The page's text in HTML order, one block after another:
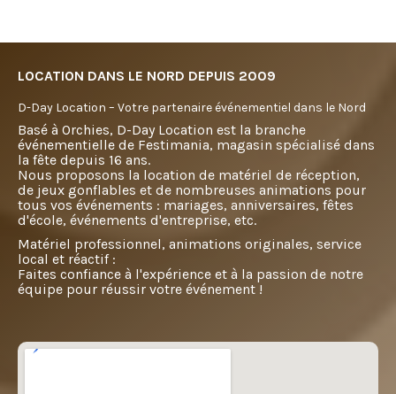
LOCATION DANS LE NORD DEPUIS 2009
D-Day Location – Votre partenaire événementiel dans le Nord
Basé à Orchies, D-Day Location est la branche
événementielle de Festimania, magasin spécialisé dans
la fête depuis 16 ans.
Nous proposons la location de matériel de réception,
de jeux gonflables et de nombreuses animations pour
tous vos événements : mariages, anniversaires, fêtes
d'école, événements d'entreprise, etc.
Matériel professionnel, animations originales, service
local et réactif :
Faites confiance à l'expérience et à la passion de notre
équipe pour réussir votre événement !